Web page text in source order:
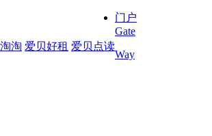
淘 爱贝好租 爱贝点读
门户
Gate
Way